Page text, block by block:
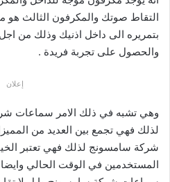
التقاط صوتك والمكرفون الثالث
بتمريره الى داخل اذنيك وذلك من
والحصول على تجربة فريدة .
إعلان
لذلك فهي تجمع بين العديد من
شركة سامسونج لذلك فهي تعتبر
المستخدمين في الوقت الحالي